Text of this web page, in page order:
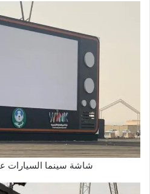
شاشة سينما السيارات